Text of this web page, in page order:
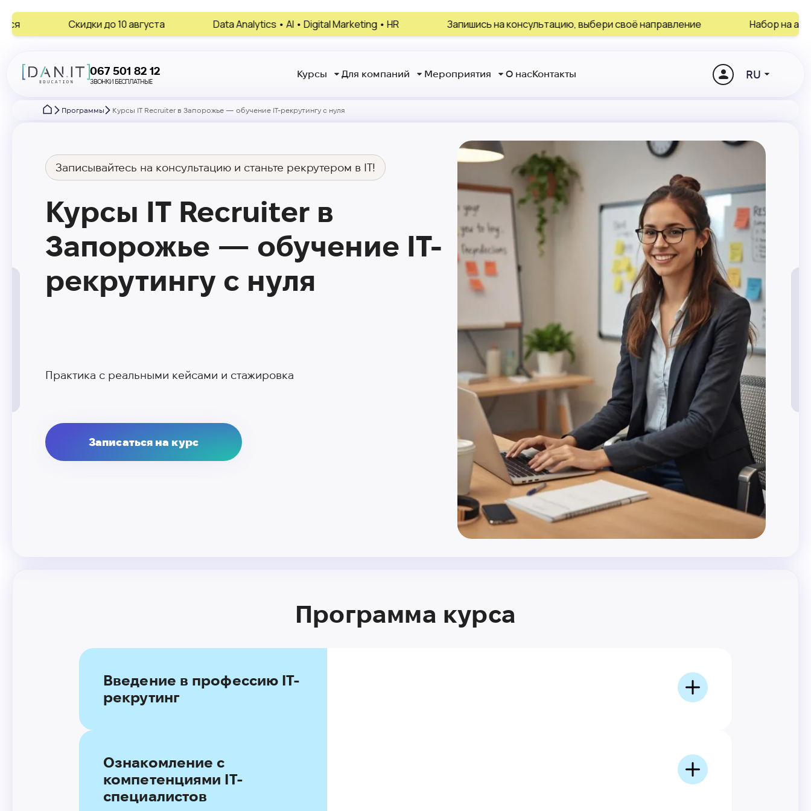
до 10 августа Data Analytics • AI • Digital Marketing • HR Запишись на консультацию, выбери своё направление Набор на август и сентябрь
067 501 82 12
ЗВОНКИ БЕСПЛАТНЫЕ
Курсы Для компаний Мероприятия О насКонтакты RU
Программы Курсы IT Recruiter в Запорожье — обучение IT-рекрутингу с нуля
Записывайтесь на консультацию и станьте рекрутером в IT!
Курсы IT Recruiter в
Запорожье — обучение IT-
рекрутингу с нуля
Практика с реальными кейсами и стажировка
Записаться на курс
Программа курса
Введение в профессию IT-
рекрутинг
Ознакомление с
компетенциями IT-
специалистов